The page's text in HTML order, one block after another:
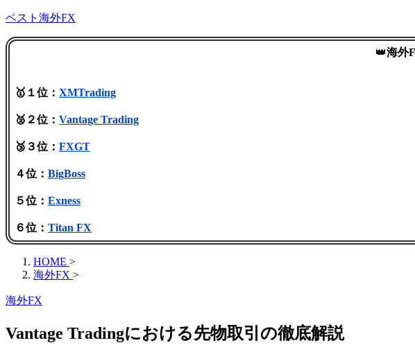
ベスト海外FX
👑海外
🥇１位： XMTrading
🥈２位： Vantage Trading
🥉３位： FXGT
４位： BigBoss
５位： Exness
６位： Titan FX
HOME >
海外FX >
海外FX
Vantage Tradingにおける先物取引の徹底解説